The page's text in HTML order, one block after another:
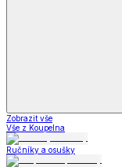
Zobrazit vše
Vše z Koupelna
Ručníky a osušky